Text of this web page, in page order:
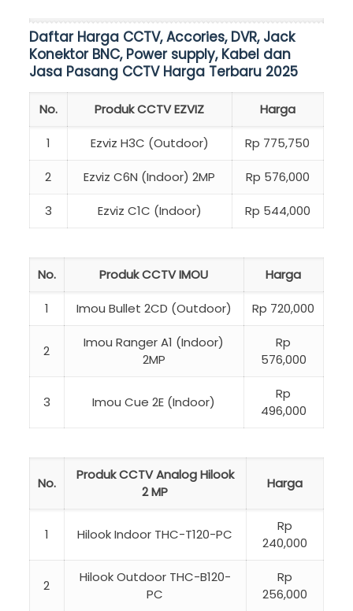
Daftar Harga CCTV, Accories, DVR, Jack
Konektor BNC, Power supply, Kabel dan
Jasa Pasang CCTV Harga Terbaru 2025
No. Produk CCTV EZVIZ Harga
1 Ezviz H3C (Outdoor) Rp 775,750
2 Ezviz C6N (Indoor) 2MP Rp 576,000
3 Ezviz C1C (Indoor) Rp 544,000
No. Produk CCTV IMOU Harga
1 Imou Bullet 2CD (Outdoor) Rp 720,000
2
Imou Ranger A1 (Indoor)
2MP
Rp
576,000
3 Imou Cue 2E (Indoor)
Rp
496,000
No.
Produk CCTV Analog Hilook
2 MP
Harga
1 Hilook Indoor THC-T120-PC
Rp
240,000
2
Hilook Outdoor THC-B120-
PC
Rp
256,000